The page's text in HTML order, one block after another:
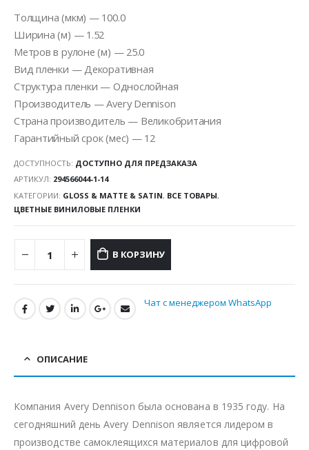
Толщина (мкм) — 100.0
Ширина (м) — 1.52
Метров в рулоне (м) — 25.0
Вид пленки — Декоративная
Структура пленки — Однослойная
Производитель — Avery Dennison
Страна производитель — Великобритания
Гарантийный срок (мес) — 12
ДОСТУПНОСТЬ: ДОСТУПНО ДЛЯ ПРЕДЗАКАЗА
АРТИКУЛ: 294566044-1-14
КАТЕГОРИИ: GLOSS & MATTE & SATIN, ВСЕ ТОВАРЫ,
ЦВЕТНЫЕ ВИНИЛОВЫЕ ПЛЕНКИ
В КОРЗИНУ
Чат с менеджером WhatsApp
ОПИСАНИЕ
Компания Avery Dennison была основана в 1935 году. На
сегодняшний день Avery Dennison является лидером в
производстве самоклеящихся материалов для цифровой